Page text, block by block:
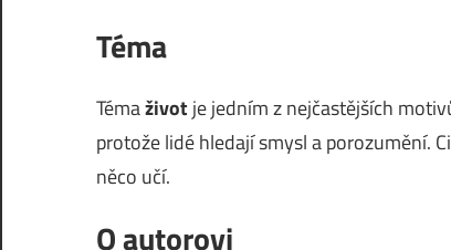
Téma
Témaživot je jedním z nejčastějších
protože lidé hledají smysl a porozumění.
něco učí.
O autorovi